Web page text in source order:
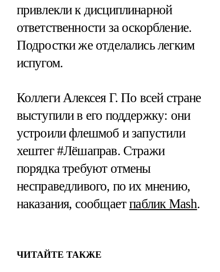
привлекли к дисциплинарной
ответственности за оскорбление.
Подростки же отделались легким
испугом.
Коллеги Алексея Г. По всей стране
выступили в его поддержку: они
устроили флешмоб и запустили
хештег #Лёшаправ. Стражи
порядка требуют отмены
несправедливого, по их мнению,
наказания, сообщаетпаблик Mash.
ЧИТАЙТЕ ТАКЖЕ